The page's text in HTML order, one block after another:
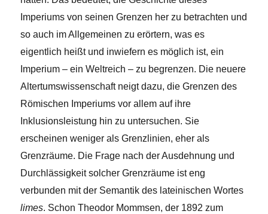
Imperiums von seinen Grenzen her zu betrachten und
so auch im Allgemeinen zu erörtern, was es
eigentlich heißt und inwiefern es möglich ist, ein
Imperium – ein Weltreich – zu begrenzen. Die neuere
Altertumswissenschaft neigt dazu, die Grenzen des
Römischen Imperiums vor allem auf ihre
Inklusionsleistung hin zu untersuchen. Sie
erscheinen weniger als Grenzlinien, eher als
Grenzräume. Die Frage nach der Ausdehnung und
Durchlässigkeit solcher Grenzräume ist eng
verbunden mit der Semantik des lateinischen Wortes
limes. Schon Theodor Mommsen, der 1892 zum